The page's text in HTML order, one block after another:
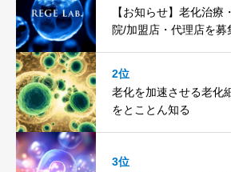
【お知らせ】老化治療
院/加盟店・代理店を募
2位
老化を加速させる老化
をとことん知る
3位